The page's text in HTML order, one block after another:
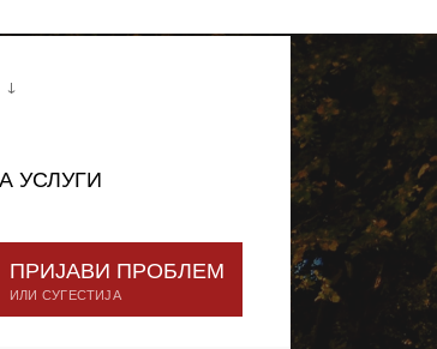
УСЛУГИ
ПРИЈАВИ ПРОБЛЕМ
ИЛИ СУГЕСТИЈА